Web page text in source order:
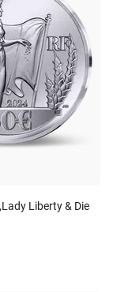
Liberty & Die